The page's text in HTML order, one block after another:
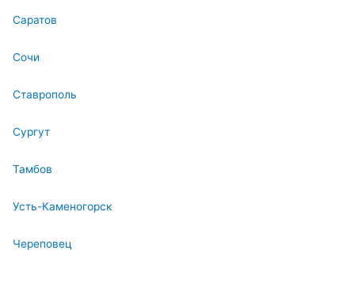
Саратов
Сочи
Ставрополь
Сургут
Тамбов
Усть-Каменогорск
Череповец